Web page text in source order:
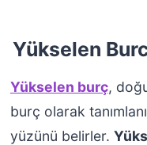
Yükselen
Yükselen burç,
burç olarak
yüzünü belirler.